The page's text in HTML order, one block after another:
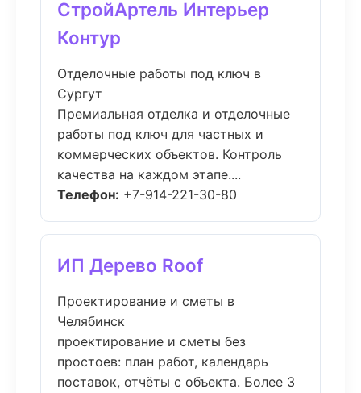
СтройАртель Интерьер
Контур
Отделочные работы под ключ в
Сургут
Премиальная отделка и отделочные
работы под ключ для частных и
коммерческих объектов. Контроль
качества на каждом этапе....
Телефон: +7-914-221-30-80
ИП Дерево Roof
Проектирование и сметы в
Челябинск
проектирование и сметы без
простоев: план работ, календарь
поставок, отчёты с объекта. Более 3